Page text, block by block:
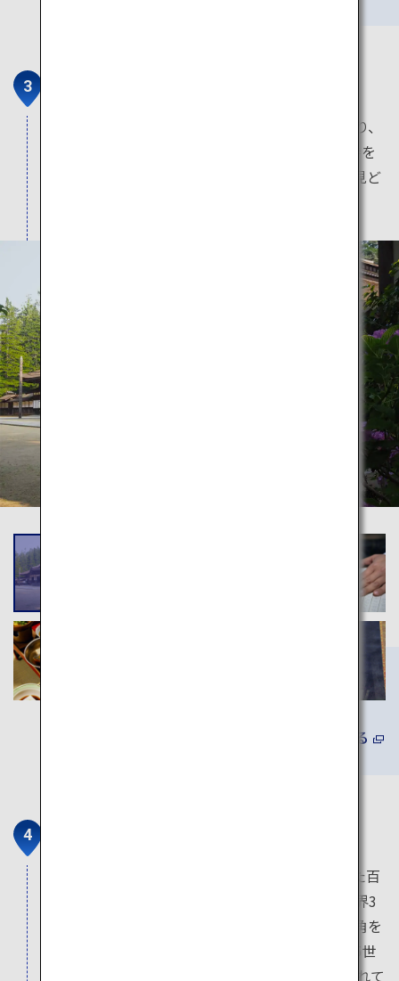
高野山真言宗の総本山。今も僧侶を育成しており、
全国のみならず、海外にも広がる末寺3,600ケ寺を
束ねています。日本最大の石庭「幡龍庭」など見ど
詳しくみる
2019年7月、ユネスコ世界文化遺産に登録された百
舌鳥・古市古墳群。中でも仁徳天皇陵古墳は世界3
大墳墓の一つといわれ、上空から見ると円と四角を
合体させた前方後円墳という日本独自の形で、5世
紀中ごろに約20年をかけて築造されたと推定されて